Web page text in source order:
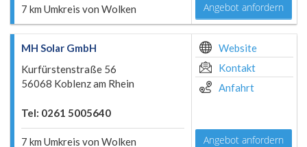
7 km Umkreis von Wolken Angebot anfordern
MH Solar GmbH
Kurfürstenstraße 56
56068 Koblenz am Rhein
Tel: 0261 5005640
7 km Umkreis von Wolken
Website
Kontakt
Anfahrt
Angebot anfordern